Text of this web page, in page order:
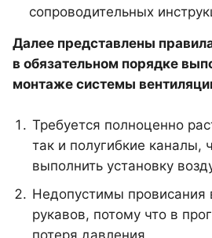
сопроводительных
Далее представлены
в обязательном порядке
монтаже системы
Требуется полноценно
так и полугибкие каналы,
выполнить установку
Недопустимы провисания
рукавов, потому что в
потеря давления.